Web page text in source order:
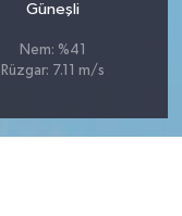
Güneşli
Nem: %41
Rüzgar: 7.11 m/s